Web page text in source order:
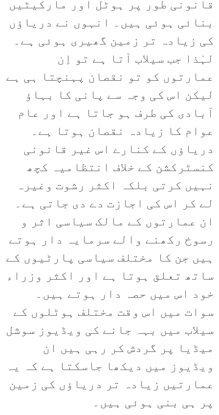
قانونی طور پر ہوٹل اور مارکیٹیں
بنائی ہوئی ہیں۔ انہوں نے دریاؤں
کی زیادہ تر زمین گھیری ہوئی ہے۔
لہٰذا جب سیلاب آتا ہے تو اِن
عمارتوں کو تو نقصان پہنچتا ہی ہے
لیکن اس کی وجہ سے پانی کا بہاؤ
آبادی کی طرف ہو جاتا ہے اور عام
عوام کا زیادہ نقصان ہوتا ہے۔
دریاؤں کے کنارے اس غیر قانونی
کنسٹرکشن کے خلاف انتظامیہ کچھ
نہیں کرتی بلکہ اکثر رشوت وغیرہ
لے کر اس کی اجازت دے دی جاتی ہے۔
ان عمارتوں کے مالک سیاسی اثر و
رسوخ رکھنے والے سرمایہ دار ہوتے
ہیں جن کا مختلف سیاسی پارٹیوں کے
ساتھ تعلق ہوتا ہے اور اکثر وزراء
خود اس میں حصہ دار ہوتے ہیں۔
سوات میں اس وقت مختلف ہوٹلوں کے
سیلاب میں بہہ جانے کی ویڈیوز سوشل
میڈیا پر گردش کر رہی ہیں ان
ویڈیوز میں دیکھا جاسکتا ہے کہ یہ
عمارتیں زیادہ تر دریاؤں کی زمین
پر ہی بنی ہوئی ہیں۔